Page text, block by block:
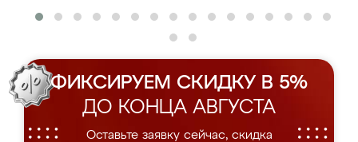
ФИКСИРУЕМ СКИДКУ В 5%
ДО КОНЦА АВГУСТА
Оставьте заявку сейчас, скидка